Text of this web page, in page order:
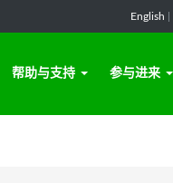
English
帮助与支持 参与进来